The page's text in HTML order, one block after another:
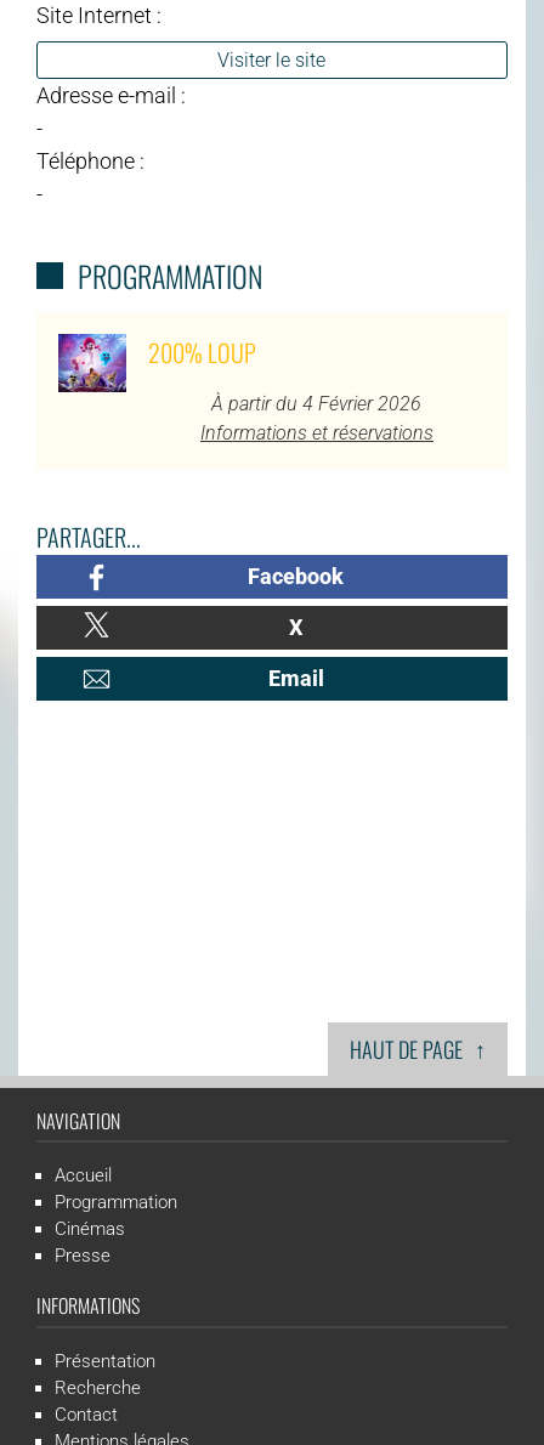
Site Internet :
Visiter le site
Adresse e-mail :
-
Téléphone :
-
PROGRAMMATION
200% LOUP
À partir du 4 Février 2026
Informations et réservations
PARTAGER...
Facebook
X
Email
HAUT DE PAGE ↑
NAVIGATION
Accueil
Programmation
Cinémas
Presse
INFORMATIONS
Présentation
Recherche
Contact